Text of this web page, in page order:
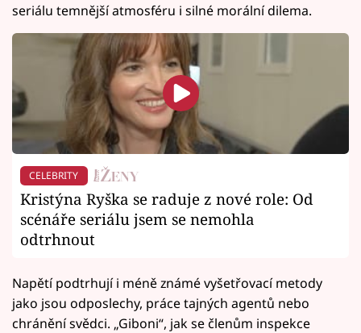
seriálu temnější atmosféru i silné morální dilema.
CELEBRITY
Kristýna Ryška se raduje z nové role: Od
scénáře seriálu jsem se nemohla
odtrhnout
Napětí podtrhují i méně známé vyšetřovací metody
jako jsou odposlechy, práce tajných agentů nebo
chránění svědci. „Giboni“, jak se členům inspekce